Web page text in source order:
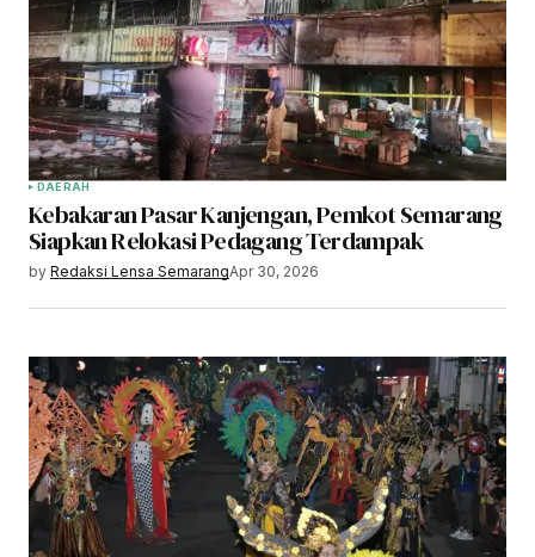
DAERAH
Kebakaran Pasar Kanjengan, Pemkot Semarang
Siapkan Relokasi Pedagang Terdampak
by Redaksi Lensa SemarangApr 30, 2026